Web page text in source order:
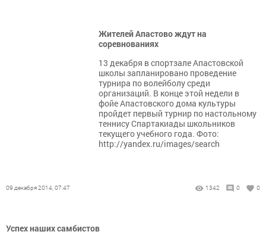
Жителей Апастово ждут на
соревнованиях
13 декабря в спортзале Апастовской
школы запланировано проведение
турнира по волейболу среди
организаций. В конце этой недели в
фойе Апастовского дома культуры
пройдет первый турнир по настольному
теннису Спартакиады школьников
текущего учебного года. Фото:
http://yandex.ru/images/search
09 декабря 2014, 07:47 1342 0 0
Успех наших самбистов